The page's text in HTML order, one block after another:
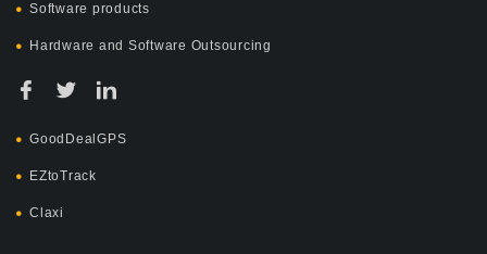
Software products
Hardware and Software Outsourcing
GoodDealGPS
EZtoTrack
Claxi